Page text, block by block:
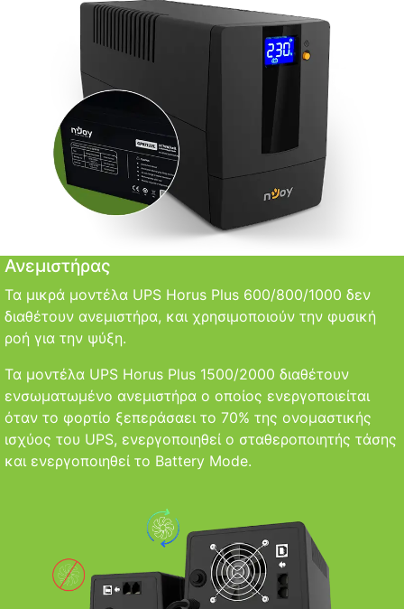
Ανεμιστήρας
Τα μικρά μοντέλα UPS Horus Plus 600/800/1000 δεν
διαθέτουν ανεμιστήρα, και χρησιμοποιούν την φυσική
ροή για την ψύξη.
Τα μοντέλα UPS Horus Plus 1500/2000 διαθέτουν
ενσωματωμένο ανεμιστήρα ο οποίος ενεργοποιείται
όταν το φορτίο ξεπεράσαει το 70% της ονομαστικής
ισχύος του UPS, ενεργοποιηθεί ο σταθεροποιητής τάσης
και ενεργοποιηθεί το Battery Mode.